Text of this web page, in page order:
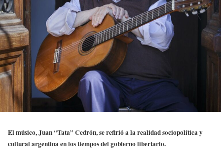
El músico, Juan “Tata” Cedrón, se refirió a la realidad sociopolítica y
cultural argentina en los tiempos del gobierno libertario.